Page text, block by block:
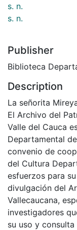
s. n.
s. n.
Publisher
Biblioteca
Description
La señorita
El Archivo del
Valle del Cauca
Departamental
convenio de
del Cultura
esfuerzos para
divulgación del
Vallecaucana,
investigadores
su uso y